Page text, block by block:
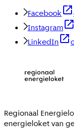
Facebook
Instagram
LinkedIn
Regionaal
energieloket van